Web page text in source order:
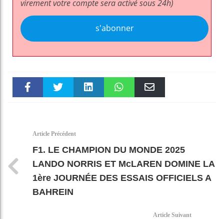
virement votre compte sera activé sous 24h)
s'abonner
Article Précédent
F1. LE CHAMPION DU MONDE 2025
LANDO NORRIS ET McLAREN DOMINE LA
1ère JOURNÉE DES ESSAIS OFFICIELS A
BAHREIN
Article Suivant